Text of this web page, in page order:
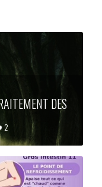
DES
2